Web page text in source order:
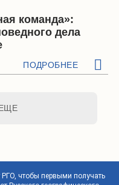
команда»:
дела
ПОДРОБНЕЕ
чтобы первыми получать